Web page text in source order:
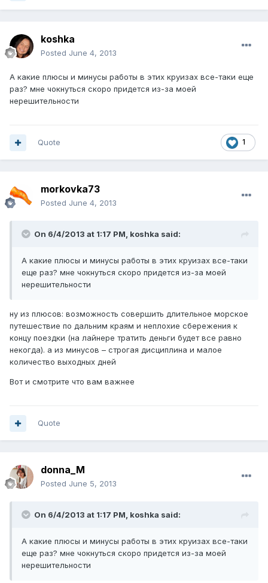
koshka
Posted June 4, 2013
А какие плюсы и минусы работы в этих круизах все-таки еще
раз? мне чокнуться скоро придется из-за моей
нерешительности
1
Quote
morkovka73
Posted June 4, 2013
On 6/4/2013 at 1:17 PM, koshka said:
А какие плюсы и минусы работы в этих круизах все-таки
еще раз? мне чокнуться скоро придется из-за моей
нерешительности
ну из плюсов: возможность совершить длительное морское
путешествие по дальним краям и неплохие сбережения к
концу поездки (на лайнере тратить деньги будет все равно
некогда). а из минусов – строгая дисциплина и малое
количество выходных дней
Вот и смотрите что вам важнее
Quote
donna_M
Posted June 5, 2013
On 6/4/2013 at 1:17 PM, koshka said:
А какие плюсы и минусы работы в этих круизах все-таки
еще раз? мне чокнуться скоро придется из-за моей
нерешительности